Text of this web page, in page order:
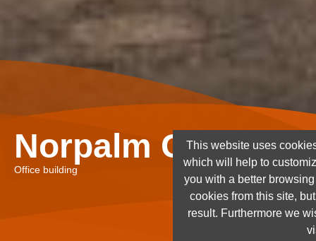
Norpalm Ghana
Office building
This website uses
which will help to
you with a better
cookies from this site,
result. Furthermore we